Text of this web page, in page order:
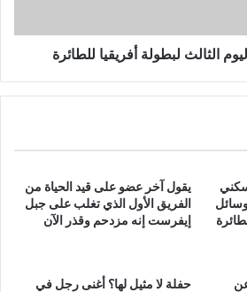
الثالث لبطولة أفريقيا للطائرة
يقول آخر عضو على قيد الحياة من
الفريق الأول الذي تغلب على جبل
إيفرست إنه مزدحم وقذر الآن
حفلة لا مثيل لها؟ أغنى رجل في